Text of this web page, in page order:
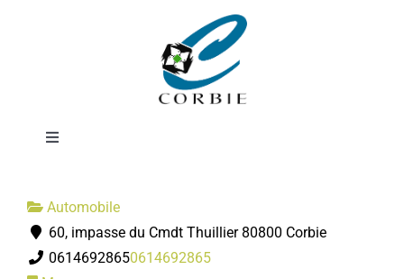
Toggle
DÉMARCHES ADMINISTRATIVES
Nettoyage
Automobile
Automobile
60, impasse du Cmdt Thuillier 80800 Corbie
06146928650614692865